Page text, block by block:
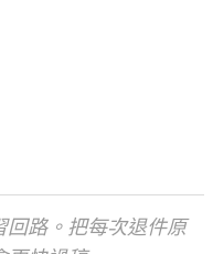
路。把每次退件原